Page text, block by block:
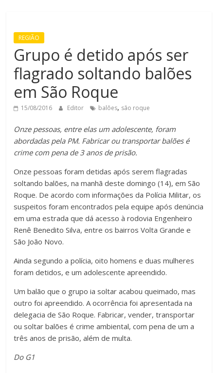
REGIÃO
Grupo é detido após ser
flagrado soltando balões
em São Roque
15/08/2016 Editor balões, são roque
Onze pessoas, entre elas um adolescente, foram
abordadas pela PM. Fabricar ou transportar balões é
crime com pena de 3 anos de prisão.
Onze pessoas foram detidas após serem flagradas
soltando balões, na manhã deste domingo (14), em São
Roque. De acordo com informações da Polícia Militar, os
suspeitos foram encontrados pela equipe após denúncia
em uma estrada que dá acesso à rodovia Engenheiro
Renê Benedito Silva, entre os bairros Volta Grande e
São João Novo.
Ainda segundo a polícia, oito homens e duas mulheres
foram detidos, e um adolescente apreendido.
Um balão que o grupo ia soltar acabou queimado, mas
outro foi apreendido. A ocorrência foi apresentada na
delegacia de São Roque. Fabricar, vender, transportar
ou soltar balões é crime ambiental, com pena de um a
três anos de prisão, além de multa.
Do G1